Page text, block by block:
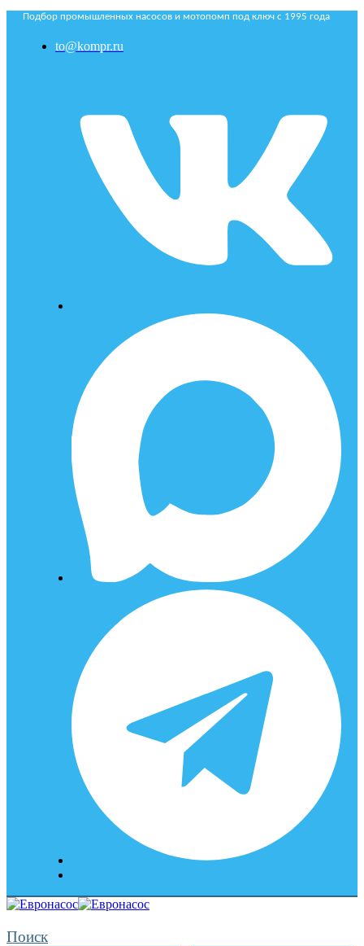
Подбор промышленных насосов и мотопомп под ключ с 1995 года
to@kompr.ru
Поиск